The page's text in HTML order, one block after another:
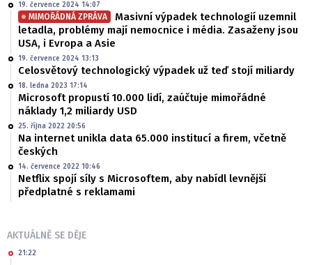
19. července 2024 14:07
MIMOŘÁDNÁ ZPRÁVA
Masivní výpadek technologií uzemnil
letadla, problémy mají nemocnice i média. Zasaženy jsou
USA, i Evropa a Asie
19. července 2024 13:13
Celosvětový technologický výpadek už teď stojí miliardy
18. ledna 2023 17:14
Microsoft propustí 10.000 lidí, zaúčtuje mimořádné
náklady 1,2 miliardy USD
25. října 2022 20:56
Na internet unikla data 65.000 institucí a firem, včetně
českých
14. července 2022 10:46
Netflix spojí síly s Microsoftem, aby nabídl levnější
předplatné s reklamami
AKTUÁLNĚ SE DĚJE
21:22